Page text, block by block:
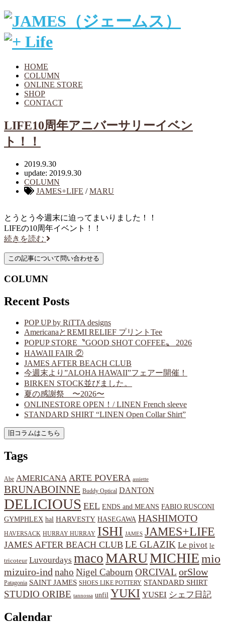
HOME
COLUMN
ONLINE STORE
SHOP
CONTACT
LIFE10周年アニバーサリーイベン
ト！！
2019.9.30
update: 2019.9.30
COLUMN
JAMES+LIFE /MARU
とうとう今週末に迫ってまいりました！！
LIFEの10周年イベント！！
続きを読む
COLUMN
Recent Posts
POP UP by RiTTA designs
AmericanaとREMI RELIEF プリントTee
POPUP STORE〝GOOD SHOT COFFEE〟 2026
HAWAII FAIR ②
JAMES AFTER BEACH CLUB
今週末より”ALOHA HAWAII”フェアー開催！
BIRKEN STOCK並びました。
夏の感謝祭 〜2026〜
ONLINESTORE OPEN！/ LINEN French sleeve
STANDARD SHIRT “LINEN Open Collar Shirt”
Tags
Abe AMERICANA ARTE POVERA assiette
BRUNABOINNE Buddy Optical DANTON
DELICIOUS EEL ENDS and MEANS FABIO RUSCONI
GYMPHLEX hal HARVESTY HASEGAWA HASHIMOTO
HAVERSACK HURRAY HURRAY ISHI JAMES JAMES+LIFE
JAMES AFTER BEACH CLUB LE GLAZIK Le pivot le
tricoteur Luvourdays macoMARUMICHIEmio
mizuiro-ind naho Nigel Cabourn ORCIVAL orSlow
Patagonia SAINT JAMES SHOES LIKE POTTERY STANDARD SHIRT
STUDIO ORIBE tannossa unfil YUKI YUSEI シェフ日記
Calendar